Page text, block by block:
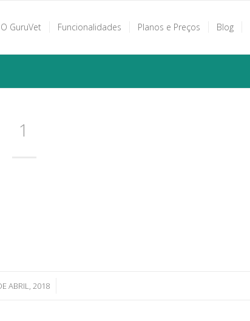
O GuruVet Funcionalidades Planos e Preços Blog
1
ABRIL, 2018
/